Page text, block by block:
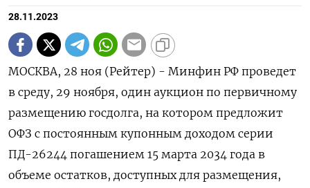
28.11.2023
МОСКВА, 28 ноя (Рейтер) - Минфин РФ проведет
в среду, 29 ноября, один аукцион по первичному
размещению госдолга, на котором предложит
ОФЗ с постоянным купонным доходом серии
ПД-26244 погашением 15 марта 2034 года в
объеме остатков, доступных для размещения,